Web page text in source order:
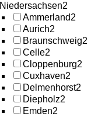
Niedersachsen2
Ammerland2
Aurich2
Braunschweig2
Celle2
Cloppenburg2
Cuxhaven2
Delmenhorst2
Diepholz2
Emden2